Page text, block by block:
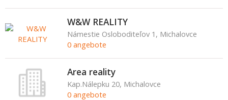
W&W REALITY
Námestie Osloboditeľov 1, Michalovce
0 angebote
Area reality
Kap.Nálepku 20, Michalovce
0 angebote